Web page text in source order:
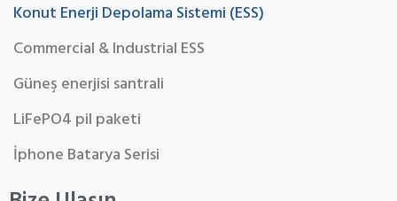
Konut Enerji Depolama Sistemi (ESS)
Commercial & Industrial ESS
Güneş enerjisi santrali
LiFePO4 pil paketi
İphone Batarya Serisi